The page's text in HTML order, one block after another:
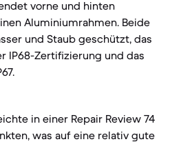
vorne und hinten
Aluminiumrahmen. Beide
und Staub geschützt, das
IP68-Zertifizierung und das
in einer Repair Review 74
was auf eine relativ gute